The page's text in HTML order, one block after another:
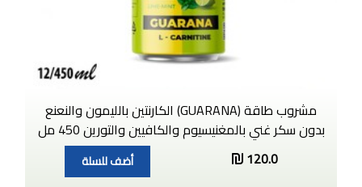
مشروب طاقة (GUARANA) الكارنتين بالليمون والنعنع
بدون سكر غني بالمغنيسيوم والكافيين والتورين 450 مل
120.0
أضف للسلة